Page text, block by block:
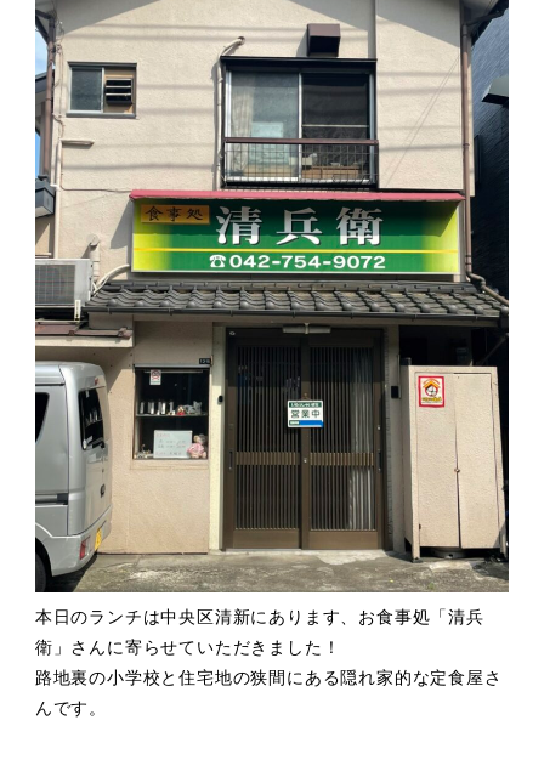
本日のランチは中央区清新にあります、お食事処「清兵
衛」さんに寄らせていただきました！
路地裏の小学校と住宅地の狭間にある隠れ家的な定食屋さ
んです。